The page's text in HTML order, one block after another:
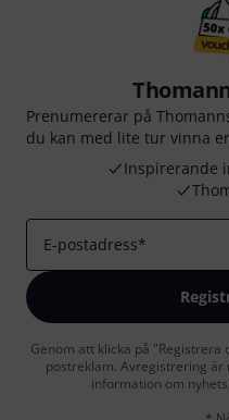
Prenumererar på
du kan med lite tur vinna
Inspirerande
E-postadress*
Genom att klicka på
postreklam. Avregistrering
information om